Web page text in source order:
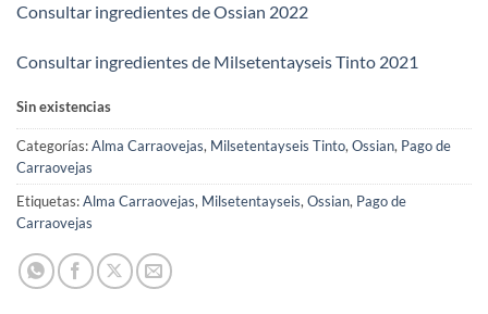
Consultar ingredientes de Ossian 2022
Consultar ingredientes de Milsetentayseis Tinto 2021
Sin existencias
Categorías:Alma Carraovejas, Milsetentayseis Tinto,Ossian, Pago de
Carraovejas
Etiquetas:Alma Carraovejas, Milsetentayseis,Ossian, Pago de
Carraovejas